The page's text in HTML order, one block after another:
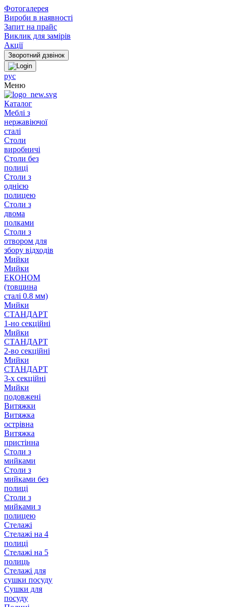
Фотогалерея
Вироби в наявності
Запит на прайс
Виклик для замірів
Акції
рус
Меню
Каталог
Меблі з
нержавіючої
сталі
Столи
виробничі
Столи без
полиці
Столи з
однією
полицею
Столи з
двома
полками
Столи з
отвором для
збору відходів
Мийки
Мийки
ЕКОНОМ
(товщина
сталі 0.8 мм)
Мийки
СТАНДАРТ
1-но секційні
Мийки
СТАНДАРТ
2-во секційні
Мийки
СТАНДАРТ
3-х секційні
Мийки
подовжені
Витяжки
Витяжка
острівна
Витяжка
пристінна
Столи з
мийками
Столи з
мийками без
полиці
Столи з
мийками з
полицею
Стелажі
Стелажі на 4
полиці
Стелажі на 5
полиць
Стелажі для
сушки посуду
Сушки для
посуду